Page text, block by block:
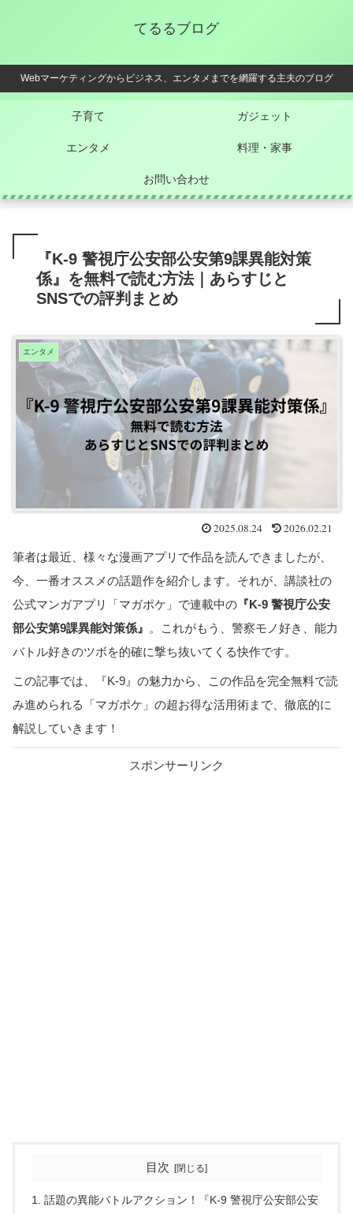
てるるブログ
Webマーケティングからビジネス、エンタメまでを網羅する主夫のブログ
子育て ガジェット
エンタメ 料理・家事
お問い合わせ
『K-9 警視庁公安部公安第9課異能対策
係』を無料で読む方法｜あらすじと
SNSでの評判まとめ
エンタメ
2025.08.24 2026.02.21
筆者は最近、様々な漫画アプリで作品を読んできましたが、
今、一番オススメの話題作を紹介します。それが、講談社の
公式マンガアプリ「マガポケ」で連載中の 『K-9 警視庁公安
部公安第9課異能対策係』 。これがもう、警察モノ好き、能力
バトル好きのツボを的確に撃ち抜いてくる快作です。
この記事では、『K-9』の魅力から、この作品を完全無料で読
み進められる「マガポケ」の超お得な活用術まで、徹底的に
解説していきます！
スポンサーリンク
目次
話題の異能バトルアクション！『K-9 警視庁公安部公安